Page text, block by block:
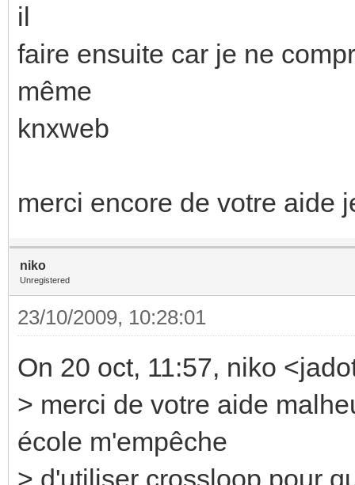
il
faire ensuite car je ne
même
knxweb
merci encore de votre aide
niko
Unregistered
23/10/2009, 10:28:01
On 20 oct, 11:57, niko
> merci de votre aide
école m'empêche
> d'utiliser crossloop pour